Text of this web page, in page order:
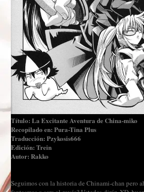
Título: La Excitante Aventura de China-miko
Recopilado en: Pura-Tina Plus
Traducción: Pzykosis666
Edición: Trein
Autor: Rakko
Seguimos con la historia de Chinami-chan pero